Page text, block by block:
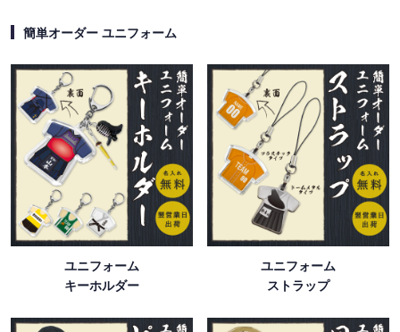
簡単オーダー ユニフォーム
ユニフォーム
キーホルダー
ユニフォーム
ストラップ